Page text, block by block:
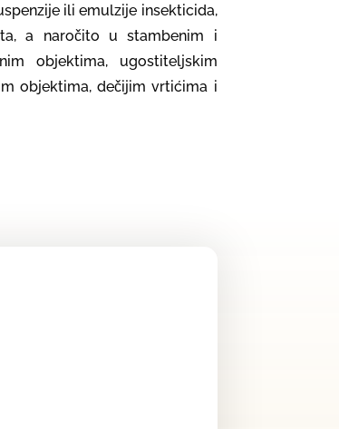
ili emulzije insekticida,
a naročito u stambenim i
objektima, ugostiteljskim
objektima, dečijim vrtićima i